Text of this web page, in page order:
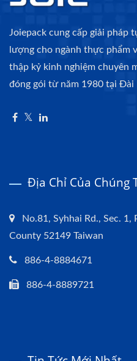
Joiepack cung cấp giải pháp
lượng cho ngành thực phẩm
thập kỷ kinh nghiệm chuyên
đóng gói từ năm 1980 tại Đài
Địa Chỉ Của Chúng
No.81, Syhhai Rd., Sec.
County 52149 Taiwan
886-4-8884671
886-4-8889721